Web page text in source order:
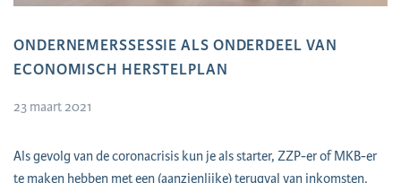
ONDERNEMERSSESSIE ALS ONDERDEEL VAN
ECONOMISCH HERSTELPLAN
23 maart 2021
Als gevolg van de coronacrisis kun je als starter, ZZP-er of MKB-er
te maken hebben met een (aanzienlijke) terugval van inkomsten.